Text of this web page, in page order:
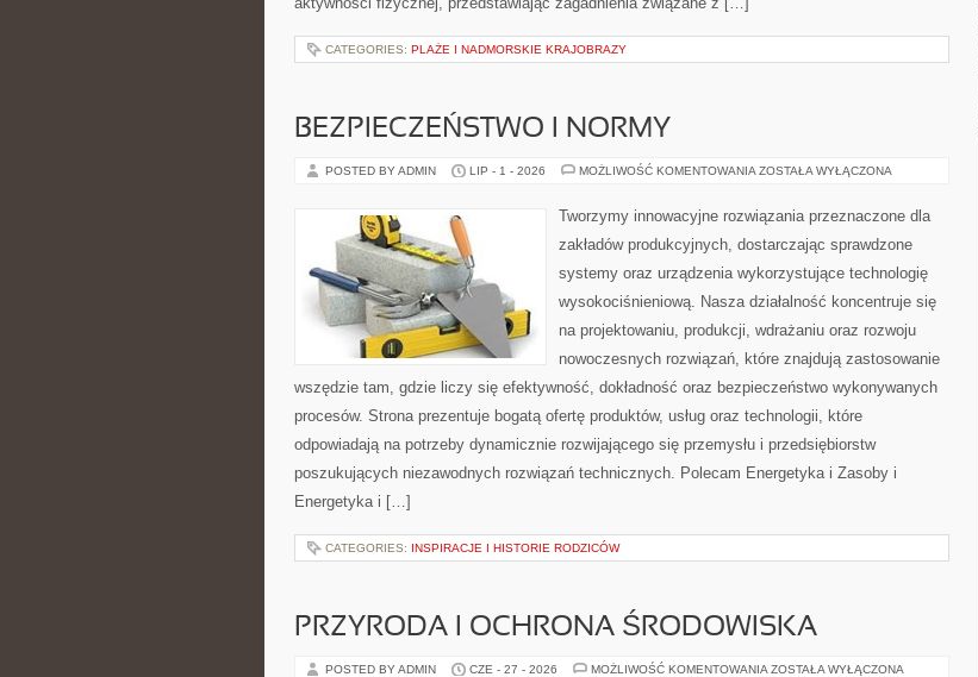
CATEGORIES: PLAŻE I NADMORSKIE KRAJOBRAZY
BEZPIECZEŃSTWO I NORMY
POSTED BY ADMIN LIP - 1 - 2026 MOŻLIWOŚĆ KOMENTOWANIA BEZPIECZEŃSTWO
ZOSTAŁA WYŁĄCZONA
Tworzymy innowacyjne rozwiązania przeznaczone dla
zakładów produkcyjnych, dostarczając sprawdzone
systemy oraz urządzenia wykorzystujące technologię
wysokociśnieniową. Nasza działalność koncentruje się
na projektowaniu, produkcji, wdrażaniu oraz rozwoju
nowoczesnych rozwiązań, które znajdują zastosowanie
wszędzie tam, gdzie liczy się efektywność, dokładność oraz bezpieczeństwo wykonywanych
procesów. Strona prezentuje bogatą ofertę produktów, usług oraz technologii, które
odpowiadają na potrzeby dynamicznie rozwijającego się przemysłu i przedsiębiorstw
poszukujących niezawodnych rozwiązań technicznych. Polecam Energetyka i Zasoby i
Energetyka i […]
CATEGORIES: INSPIRACJE I HISTORIE RODZICÓW
PRZYRODA I OCHRONA ŚRODOWISKA
POSTED BY ADMIN CZE - 27 - 2026 MOŻLIWOŚĆ KOMENTOWANIA PRZYRODA
ZOSTAŁA WYŁĄCZONA